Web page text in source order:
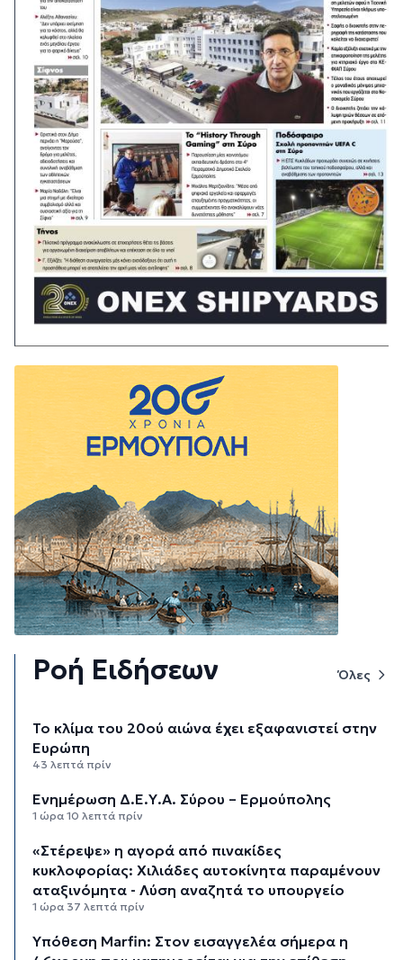
Ροή Ειδήσεων Όλες
Το κλίμα του 20ού αιώνα έχει εξαφανιστεί στην
Ευρώπη
43 λεπτά πρίν
Ενημέρωση Δ.Ε.Υ.Α. Σύρου – Ερμούπολης
1 ώρα 10 λεπτά πρίν
«Στέρεψε» η αγορά από πινακίδες
κυκλοφορίας: Χιλιάδες αυτοκίνητα παραμένουν
αταξινόμητα - Λύση αναζητά το υπουργείο
1 ώρα 37 λεπτά πρίν
Υπόθεση Marfin: Στον εισαγγελέα σήμερα η